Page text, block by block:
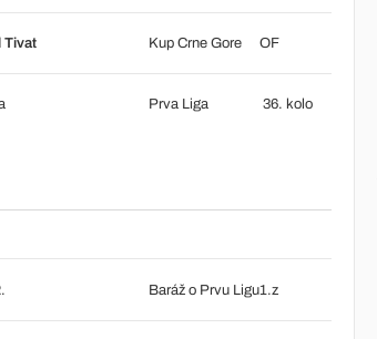
Tivat Kup Crne Gore OF
Prva Liga 36. kolo
Baráž o Prvu Ligu1.z